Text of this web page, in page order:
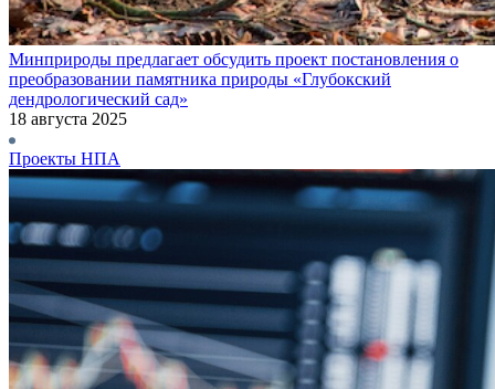
Минприроды предлагает обсудить проект постановления о
преобразовании памятника природы «Глубокский
дендрологический сад»
18 августа 2025
Проекты НПА